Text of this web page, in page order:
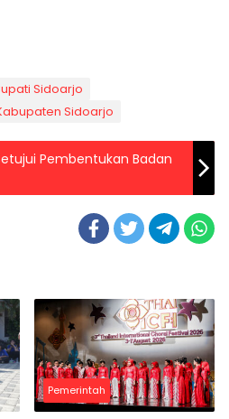
Sidoarjo
Sidoarjo
Pembentukan Badan
Pemerintah